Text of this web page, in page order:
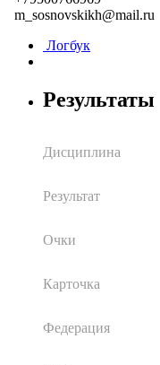
m_sosnovskikh@mail.ru
Логбук
Результаты
Дисциплина
Результат
Очки
Карточка
Федерация